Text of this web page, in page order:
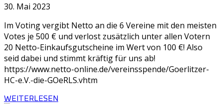
30. Mai 2023
Im Voting vergibt Netto an die 6 Vereine mit den meisten
Votes je 500 € und verlost zusätzlich unter allen Votern
20 Netto-Einkaufsgutscheine im Wert von 100 €! Also
seid dabei und stimmt kräftig für uns ab!
https://www.netto-online.de/vereinsspende/Goerlitzer-
HC-e.V.-die-GOeRLS.vhtm
WEITERLESEN